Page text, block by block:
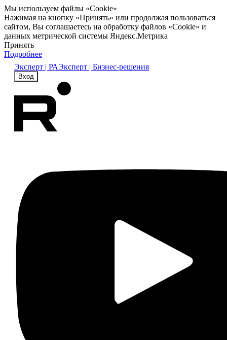
Мы используем файлы «Cookie»
Нажимая на кнопку «Принять» или продолжая пользоваться
сайтом, Вы соглашаетесь на обработку файлов «Cookie» и
данных метрической системы Яндекс.Метрика
Принять
Подробнее
Эксперт | РАЭксперт | Бизнес-решения
Вход